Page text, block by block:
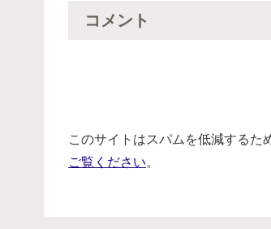
コメント
このサイトはスパムを低減するた
ご覧ください。